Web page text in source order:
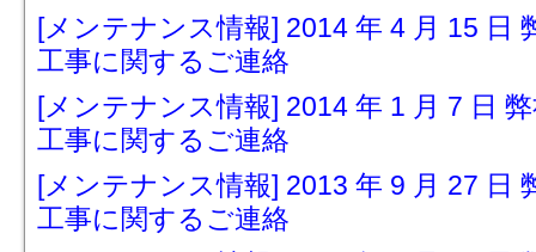
[メンテナンス情報] 2014 年 4 月 15 日
工事に関するご連絡
[メンテナンス情報] 2014 年 1 月 7 日
工事に関するご連絡
[メンテナンス情報] 2013 年 9 月 27 日
工事に関するご連絡